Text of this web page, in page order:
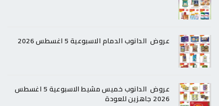
عروض الدانوب الدمام الاسبوعية 5 اغسطس 2026
عروض الدانوب خميس مشيط الاسبوعية 5 اغسطس
2026 جاهزين للعودة